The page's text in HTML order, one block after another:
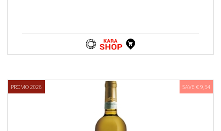
PROMO 2026 SAVE € 9,54